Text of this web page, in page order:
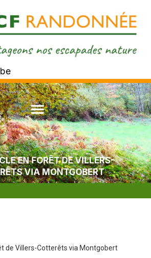
EN FORÊT DE VILLERS-
VIA MONTGOBERT
de Villers-Cotterêts via Montgobert